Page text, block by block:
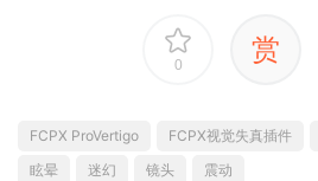
0 赏
FCPX ProVertigo FCPX视觉失真插件
眩晕
迷幻 镜头 震动